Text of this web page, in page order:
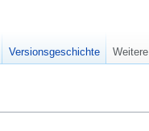
Versionsgeschichte Weitere